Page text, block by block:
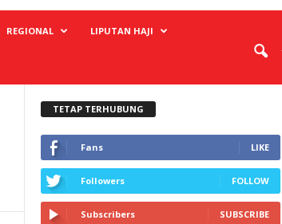
REGIONAL LIPUTAN HAJI
TETAP TERHUBUNG
Fans LIKE
Followers FOLLOW
Subscribers SUBSCRIBE